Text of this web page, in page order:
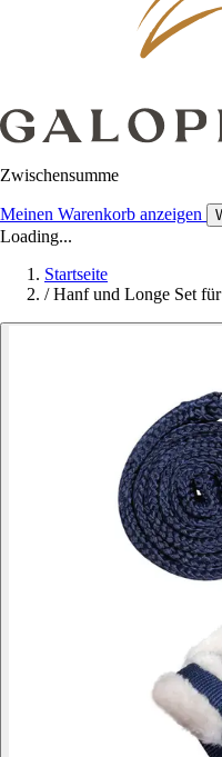
Zwischensumme
Meinen Warenkorb anzeigen
Loading...
Startseite
/ Hanf und Longe Set